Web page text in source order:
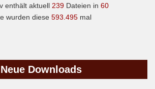
enthält aktuell 239 Dateien in 60
wurden diese 593.495 mal
Neue Downloads